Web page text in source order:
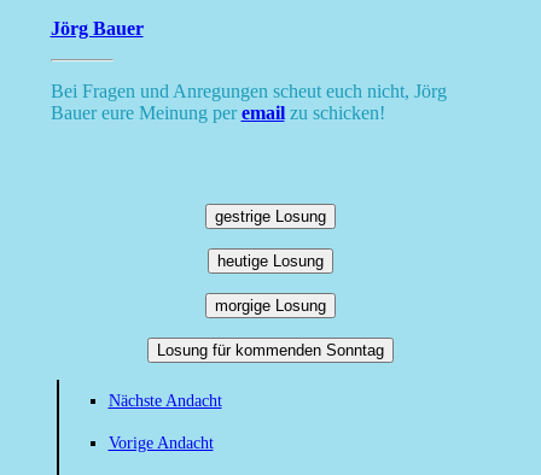
Jörg Bauer
Bei Fragen und Anregungen scheut euch nicht, Jörg
Bauer eure Meinung peremailzu schicken!
gestrige Losung
heutige Losung
morgige Losung
Losung für kommenden Sonntag
Nächste Andacht
Vorige Andacht